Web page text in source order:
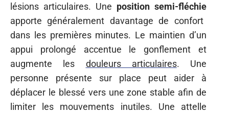
lésions articulaires. Une position semi-fléchie
apporte généralement davantage de confort
dans les premières minutes. Le maintien d’un
appui prolongé accentue le gonflement et
augmente les douleurs articulaires. Une
personne présente sur place peut aider à
déplacer le blessé vers une zone stable afin de
limiter les mouvements inutiles. Une attelle